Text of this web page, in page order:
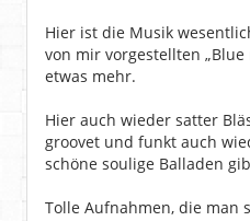
Hier ist die Musik
von mir vorgestellten „Blue
etwas mehr.
Hier auch wieder satter
groovet und funkt auch
schöne soulige Balladen
Tolle Aufnahmen, die man